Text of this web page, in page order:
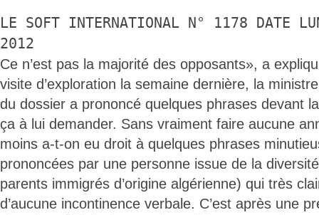
LE SOFT INTERNATIONAL N° 1178 DATE
2012
Ce n’est pas la majorité des opposants», a
visite d’exploration la semaine dernière, la
du dossier a prononcé quelques phrases devant
ça à lui demander. Sans vraiment faire aucune
moins a-t-on eu droit à quelques phrases
prononcées par une personne issue de la
parents immigrés d’origine algérienne) qui très
d’aucune incontinence verbale. C’est après une